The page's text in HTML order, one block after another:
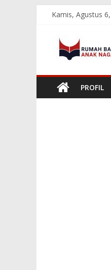
content
Kamis, Agustus
Baca
Anak
PROFIL